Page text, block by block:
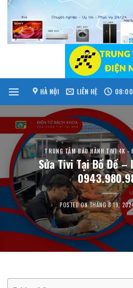
Skip
content
HÀ NỘI LIÊN HỆ
TRUNG TÂM BẢO HÀNH TIVI 4K -
Sửa Tivi Tại Bồ Đề –
POSTED ONTHÁNG 8 19,